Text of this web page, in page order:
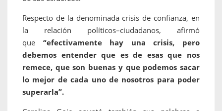
Respecto de la denominada crisis de confianza, en
la relación políticos–ciudadanos, afirmó
que “efectivamente hay una crisis, pero
debemos entender que es de esas que nos
remece, que son buenas y que podemos sacar
lo mejor de cada uno de nosotros para poder
superarla”.